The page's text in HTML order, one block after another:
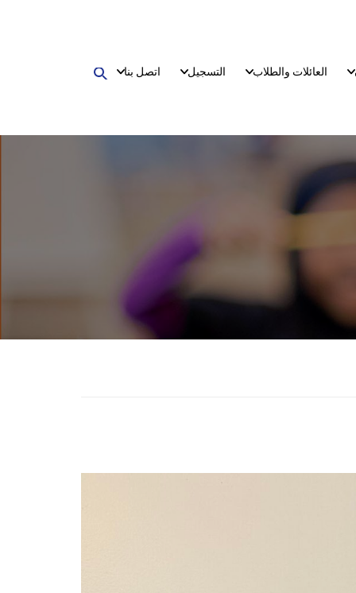
العائلات والطلاب التسجيل اتصل بنا